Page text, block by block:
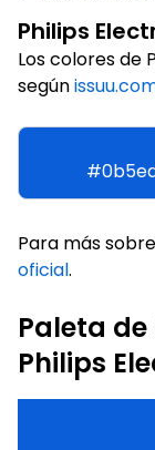
Philips
Los colores de
según
Para más
oficial.
Paleta
Philips